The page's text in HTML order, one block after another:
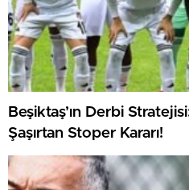
Beşiktaş’ın Derbi
Şaşırtan Stoper Kararı!